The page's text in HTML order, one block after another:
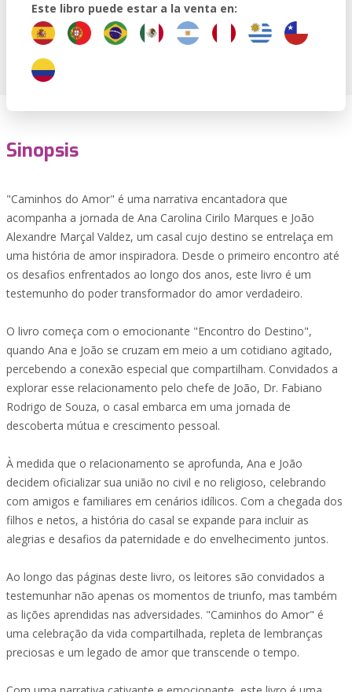
Este libro puede estar a la venta en:
Sinopsis
"Caminhos do Amor" é uma narrativa encantadora que
acompanha a jornada de Ana Carolina Cirilo Marques e João
Alexandre Marçal Valdez, um casal cujo destino se entrelaça em
uma história de amor inspiradora. Desde o primeiro encontro até
os desafios enfrentados ao longo dos anos, este livro é um
testemunho do poder transformador do amor verdadeiro.
O livro começa com o emocionante "Encontro do Destino",
quando Ana e João se cruzam em meio a um cotidiano agitado,
percebendo a conexão especial que compartilham. Convidados a
explorar esse relacionamento pelo chefe de João, Dr. Fabiano
Rodrigo de Souza, o casal embarca em uma jornada de
descoberta mútua e crescimento pessoal.
À medida que o relacionamento se aprofunda, Ana e João
decidem oficializar sua união no civil e no religioso, celebrando
com amigos e familiares em cenários idílicos. Com a chegada dos
filhos e netos, a história do casal se expande para incluir as
alegrias e desafios da paternidade e do envelhecimento juntos.
Ao longo das páginas deste livro, os leitores são convidados a
testemunhar não apenas os momentos de triunfo, mas também
as lições aprendidas nas adversidades. "Caminhos do Amor" é
uma celebração da vida compartilhada, repleta de lembranças
preciosas e um legado de amor que transcende o tempo.